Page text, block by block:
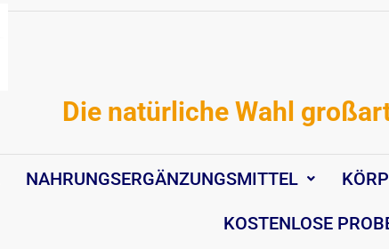
Die natürliche Wahl
NAHRUNGSERGÄNZUNGSMITTEL
KOSTENLOSE